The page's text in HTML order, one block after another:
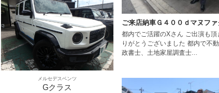
メルセデスベンツ
Gクラス
都内でご活躍のXさん ご出演も
りがとうございました 都内で不
政書士、土地家屋調査士...